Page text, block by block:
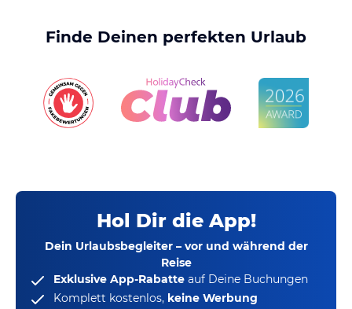
Finde Deinen perfekten Urlaub
Hol Dir die App!
Dein Urlaubsbegleiter – vor und während der
Reise
Exklusive App-Rabatte auf Deine Buchungen
Komplett kostenlos, keine Werbung